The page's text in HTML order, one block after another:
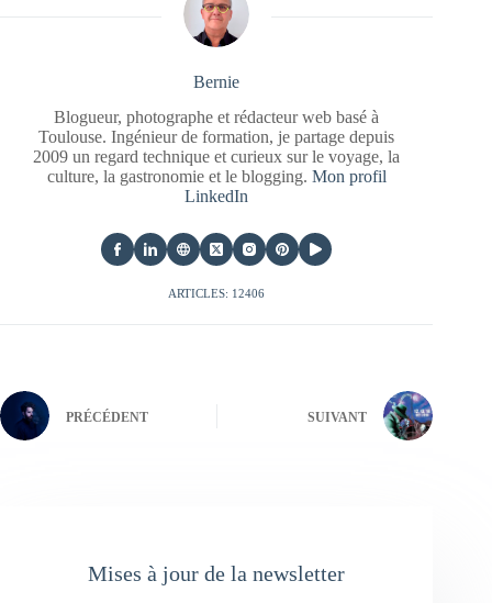
Bernie
Blogueur, photographe et rédacteur web basé à
Toulouse. Ingénieur de formation, je partage depuis
2009 un regard technique et curieux sur le voyage, la
culture, la gastronomie et le blogging. Mon profil
LinkedIn
ARTICLES: 12406
PRÉCÉDENT SUIVANT
Mises à jour de la newsletter